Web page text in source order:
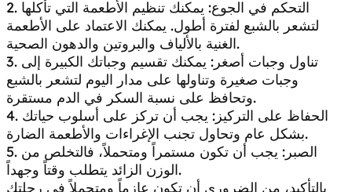
2. التحكم في الجوع: يمكنك تنظيم الأطعمة التي تأكلها
لتشعر بالشبع لفترة أطول. يمكنك الاعتماد على الأطعمة
الغنية بالألياف والبروتين والدهون الصحية.
3. تناول وجبات أصغر: يمكنك تقسيم وجباتك الكبيرة إلى
وجبات صغيرة وتناولها على مدار اليوم لتشعر بالشبع
وتحافظ على نسبة السكر في الدم مستقرة.
4. الحفاظ على التركيز: يجب أن تركز على أسلوب حياتك
بشكل عام وتحاول تجنب الإغراءات والأطعمة الضارة.
5. الصبر: يجب أن تكون مستمراً ومتحملاً، فالتخلص من
الوزن الزائد يتطلب وقتاً وجهداً.
بالتأكيد، من الضروري أن تكون عازماً ومتحملاً في رحلتك